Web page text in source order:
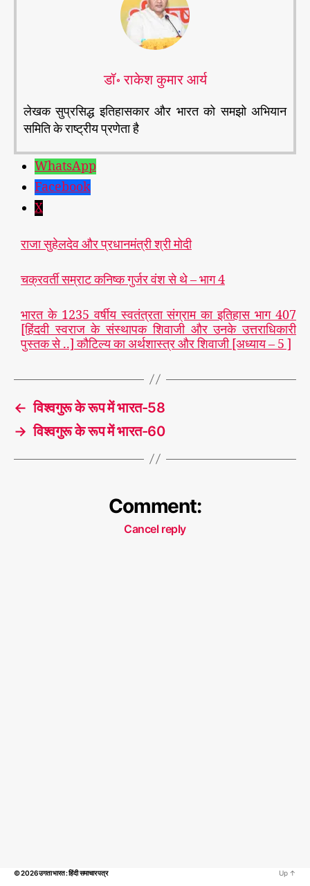
डॉ॰ राकेश कुमार आर्य
लेखक सुप्रसिद्ध इतिहासकार और भारत को समझो अभियान
समिति के राष्ट्रीय प्रणेता है
WhatsApp
Facebook
X
राजा सुहेलदेव और प्रधानमंत्री श्री मोदी
चक्रवर्ती सम्राट कनिष्क गुर्जर वंश से थे – भाग 4
भारत के 1235 वर्षीय स्वतंत्रता संग्राम का इतिहास भाग 407
[हिंदवी स्वराज के संस्थापक शिवाजी और उनके उत्तराधिकारी
पुस्तक से ..] कौटिल्य का अर्थशास्त्र और शिवाजी [अध्याय – 5 ]
T
g
#
भा
र
#
श्व
गु
रू
← विश्वगुरू के रूप में भारत-58
→ विश्वगुरू के रूप में भारत-60
Comment:
Cancel reply
© 2026उगता भारत : हिंदी समाचार पत्र Up ↑